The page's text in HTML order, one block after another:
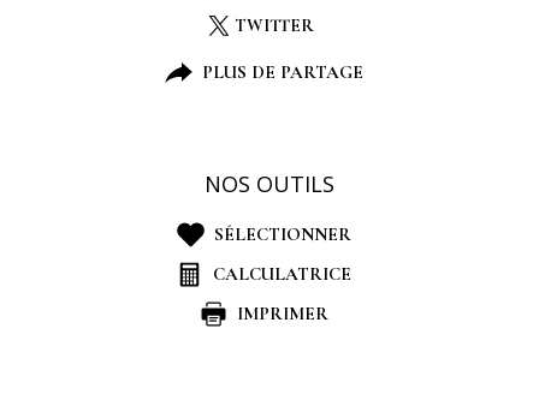
TWITTER
PLUS DE PARTAGE
NOS OUTILS
SÉLECTIONNER
CALCULATRICE
IMPRIMER